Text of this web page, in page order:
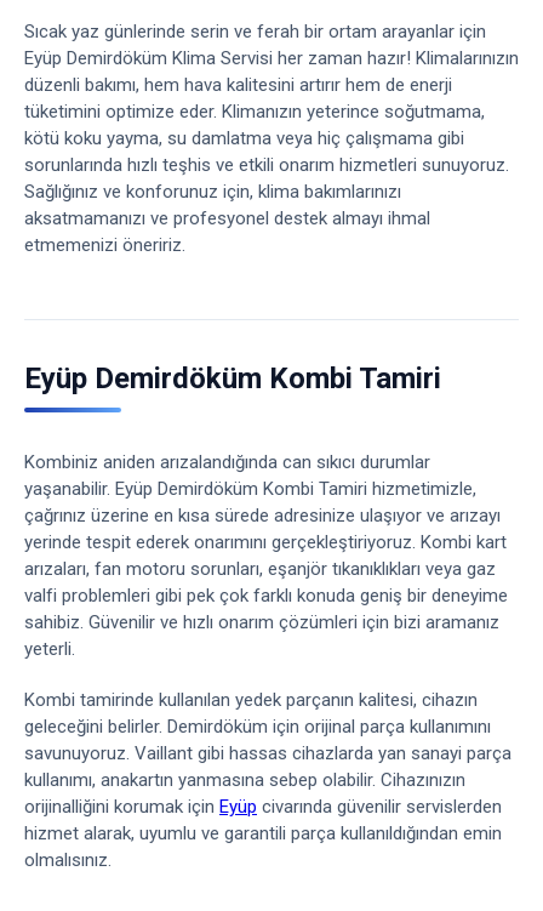
Sıcak yaz günlerinde serin ve ferah bir ortam arayanlar için
Eyüp Demirdöküm Klima Servisi her zaman hazır! Klimalarınızın
düzenli bakımı, hem hava kalitesini artırır hem de enerji
tüketimini optimize eder. Klimanızın yeterince soğutmama,
kötü koku yayma, su damlatma veya hiç çalışmama gibi
sorunlarında hızlı teşhis ve etkili onarım hizmetleri sunuyoruz.
Sağlığınız ve konforunuz için, klima bakımlarınızı
aksatmamanızı ve profesyonel destek almayı ihmal
etmemenizi öneririz.
Eyüp Demirdöküm Kombi Tamiri
Kombiniz aniden arızalandığında can sıkıcı durumlar
yaşanabilir. Eyüp Demirdöküm Kombi Tamiri hizmetimizle,
çağrınız üzerine en kısa sürede adresinize ulaşıyor ve arızayı
yerinde tespit ederek onarımını gerçekleştiriyoruz. Kombi kart
arızaları, fan motoru sorunları, eşanjör tıkanıklıkları veya gaz
valfi problemleri gibi pek çok farklı konuda geniş bir deneyime
sahibiz. Güvenilir ve hızlı onarım çözümleri için bizi aramanız
yeterli.
Kombi tamirinde kullanılan yedek parçanın kalitesi, cihazın
geleceğini belirler. Demirdöküm için orijinal parça kullanımını
savunuyoruz. Vaillant gibi hassas cihazlarda yan sanayi parça
kullanımı, anakartın yanmasına sebep olabilir. Cihazınızın
orijinalliğini korumak için Eyüp civarında güvenilir servislerden
hizmet alarak, uyumlu ve garantili parça kullanıldığından emin
olmalısınız.